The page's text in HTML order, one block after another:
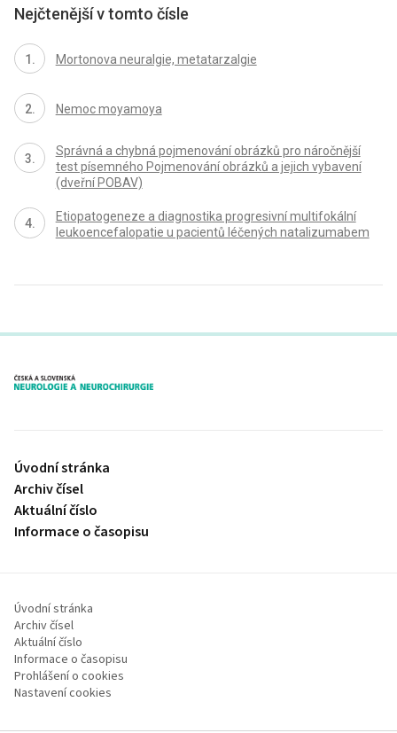
Nejčtenější v tomto čísle
Mortonova neuralgie, metatarzalgie
Nemoc moyamoya
Správná a chybná pojmenování obrázků pro náročnější
test písemného Pojmenování obrázků a jejich vybavení
(dveřní POBAV)
Etiopatogeneze a diagnostika progresivní multifokální
leukoencefalopatie u pacientů léčených natalizumabem
proLékaře.cz
Úvodní stránka
Archiv čísel
Aktuální číslo
Informace o časopisu
Úvodní stránka
Archiv čísel
Aktuální číslo
Informace o časopisu
Prohlášení o cookies
Nastavení cookies